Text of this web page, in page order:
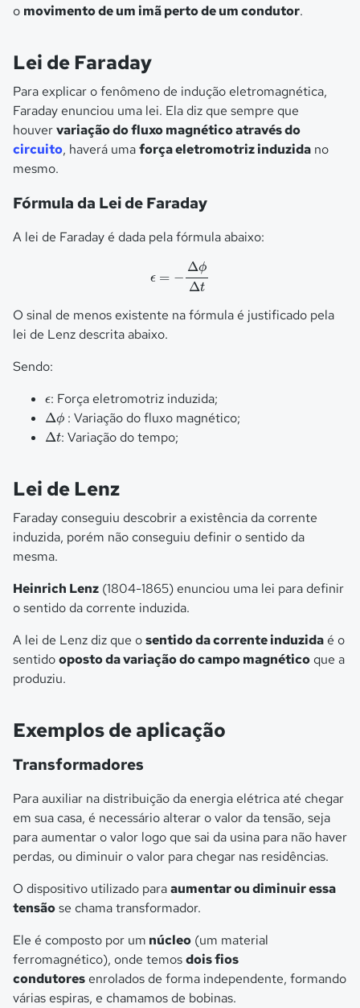
o movimento de um imã perto de um condutor.
Lei de Faraday
Para explicar o fenômeno de indução eletromagnética,
Faraday enunciou uma lei. Ela diz que sempre que
houvervariação do fluxo magnético através do
circuito, haverá umaforça eletromotriz induzida no
mesmo.
Fórmula da Lei de Faraday
A lei de Faraday é dada pela fórmula abaixo:
ϵ = −
Δϕ
Δt
ϕΔt
O sinal de menos existente na fórmula é justificado pela
lei de Lenz descrita abaixo.
Sendo:
ϵ
ϵ: Força eletromotriz induzida;
Δϕ
Δ ϕ : Variação do fluxo magnético;
Δt
Δt: Variação do tempo;
Lei de Lenz
Faraday conseguiu descobrir a existência da corrente
induzida, porém não conseguiu definir o sentido da
mesma.
Heinrich Lenz (1804-1865) enunciou uma lei para definir
o sentido da corrente induzida.
A lei de Lenz diz que osentido da corrente induzida é o
sentidooposto da variação do campo magnéticoque a
produziu.
Exemplos de aplicação
Transformadores
Para auxiliar na distribuição da energia elétrica até chegar
em sua casa, é necessário alterar o valor da tensão, seja
para aumentar o valor logo que sai da usina para não haver
perdas, ou diminuir o valor para chegar nas residências.
O dispositivo utilizado paraaumentar ou diminuir essa
tensãose chama transformador.
Ele é composto por um núcleo (um material
ferromagnético), onde temosdois fios
condutores enrolados de forma independente, formando
várias espiras, e chamamos de bobinas.